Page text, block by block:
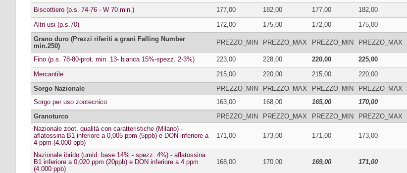
Biscottiero (p.s. 74-76 - W 70 min.)
177,00 182,00 177,00 182,00
Altri usi (p.s.70)
172,00 175,00 172,00 175,00
Grano duro (Prezzi riferiti a grani Falling Number
min.250)
PREZZO_MIN PREZZO_MAX PREZZO_MIN PREZZO_MAX
Fino (p.s. 78-80-prot. min. 13- bianca 15%-spezz. 2-3%) 223,00 228,00 220,00 225,00
Mercantile
215,00 220,00 215,00 220,00
Sorgo Nazionale
PREZZO_MIN PREZZO_MAX PREZZO_MIN PREZZO_MAX
Sorgo per uso zootecnico
163,00 168,00 165,00 170,00
Granoturco
PREZZO_MIN PREZZO_MAX PREZZO_MIN PREZZO_MAX
Nazionale zoot. qualità con caratteristiche (Milano) -
aflatossina B1 inferiore a 0,005 ppm (5ppb) e DON inferiore a
4 ppm (4.000 ppb)
171,00 173,00 171,00 173,00
Nazionale ibrido (umid. base 14% - spezz. 4%) - aflatossina
B1 inferiore a 0,020 ppm (20ppb) e DON inferiore a 4 ppm
(4.000 ppb)
168,00 170,00 169,00 171,00